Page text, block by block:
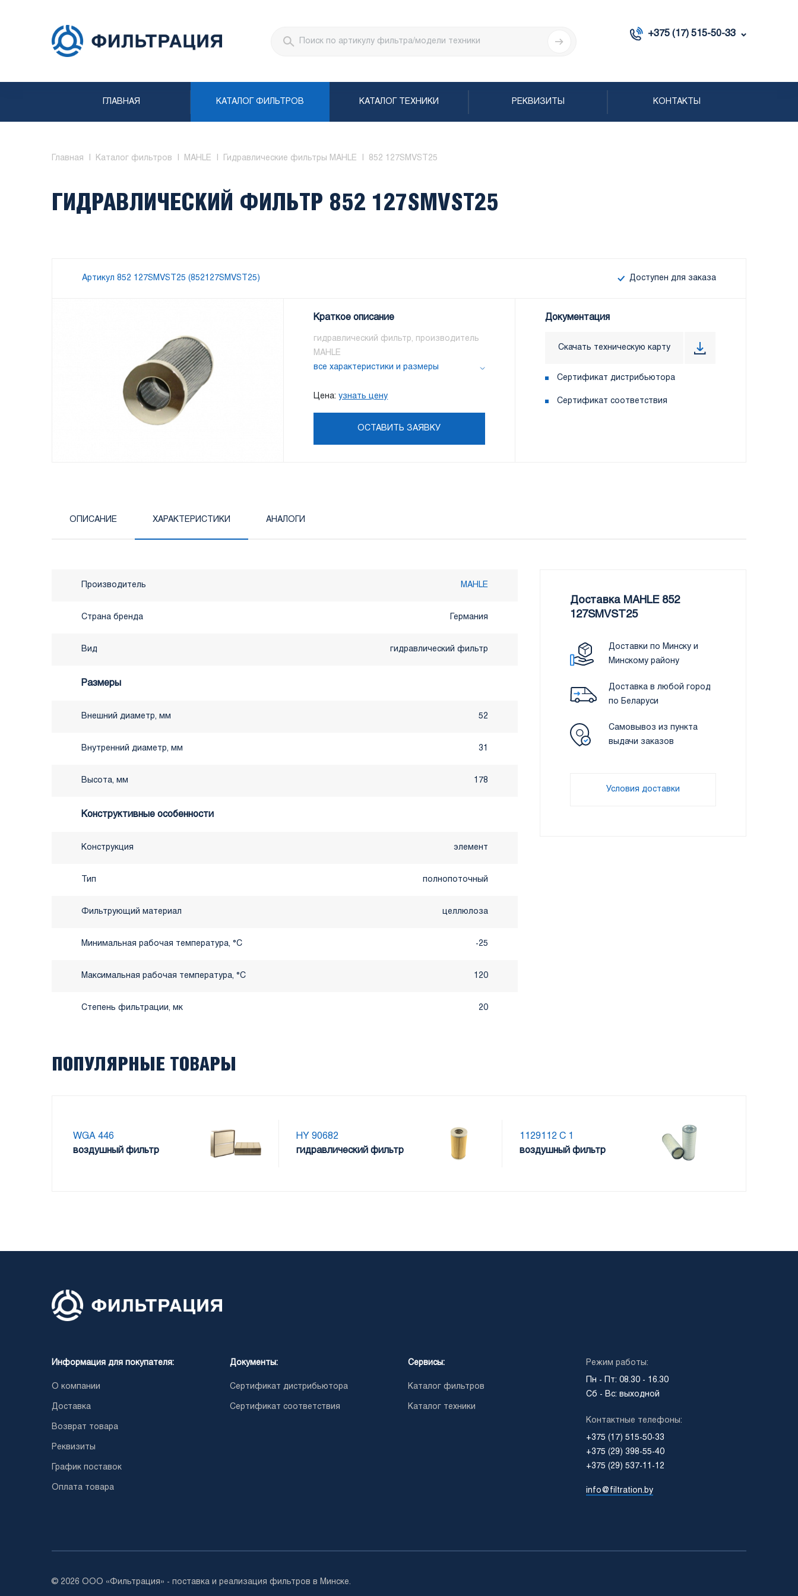
+375 (17) 515-50-33
ГЛАВНАЯ КАТАЛОГ ФИЛЬТРОВ КАТАЛОГ ТЕХНИКИ РЕКВИЗИТЫ КОНТАКТЫ
Главная Каталог фильтров MAHLE Гидравлические фильтры MAHLE 852 127SMVST25
ГИДРАВЛИЧЕСКИЙ ФИЛЬТР 852 127SMVST25
Артикул 852 127SMVST25 (852127SMVST25) Доступен для заказа
Краткое описание
гидравлический фильтр, производитель
MAHLE
все характеристики и размеры
Цена:узнать цену
ОСТАВИТЬ ЗАЯВКУ
Документация
Скачать техническую карту
Сертификат дистрибьютора
Сертификат соответствия
ОПИСАНИЕ ХАРАКТЕРИСТИКИ АНАЛОГИ
Производитель MAHLE
Страна бренда Германия
Вид гидравлический фильтр
Размеры
Внешний диаметр, мм 52
Внутренний диаметр, мм 31
Высота, мм 178
Конструктивные особенности
Конструкция элемент
Тип полнопоточный
Фильтрующий материал целлюлоза
Минимальная рабочая температура, °C -25
Максимальная рабочая температура, °C 120
Степень фильтрации, мк 20
Доставка MAHLE 852
127SMVST25
Доставки по Минску и
Минскому району
Доставка в любой город
по Беларуси
Самовывоз из пункта
выдачи заказов
Условия доставки
ПОПУЛЯРНЫЕ ТОВАРЫ
WGA 446
воздушный фильтр
HY 90682
гидравлический фильтр
1129112 C 1
воздушный фильтр
Информация для покупателя:
О компании
Доставка
Возврат товара
Реквизиты
График поставок
Оплата товара
Документы:
Сертификат дистрибьютора
Сертификат соответствия
Сервисы:
Каталог фильтров
Каталог техники
Режим работы:
Пн - Пт: 08.30 - 16.30
Сб - Вс: выходной
Контактные телефоны:
+375 (17) 515-50-33
+375 (29) 398-55-40
+375 (29) 537-11-12
info@filtration.by
© 2026 ООО «Фильтрация» - поставка и реализация фильтров в Минске.